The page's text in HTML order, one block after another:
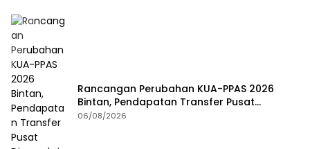
Rancangan Perubahan KUA-PPAS 2026
Bintan, Pendapatan Transfer Pusat
Diproyeksi Naik Rp1,41 Miliar
06/08/2026